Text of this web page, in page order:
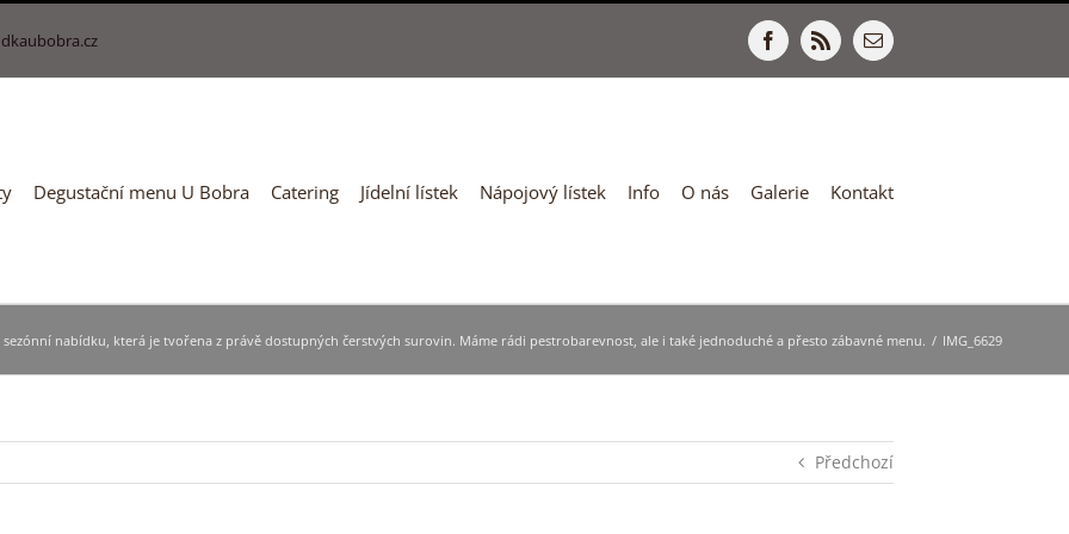
Facebook
Rss
E-
mail
Degustační menu U Bobra Catering Jídelní lístek Nápojový lístek Info O nás Galerie Kontakt
sezónní nabídku, která je tvořena z právě dostupných čerstvých surovin. Máme rádi pestrobarevnost, ale i také jednoduché a přesto zábavné menu. / IMG_6629
Předchozí